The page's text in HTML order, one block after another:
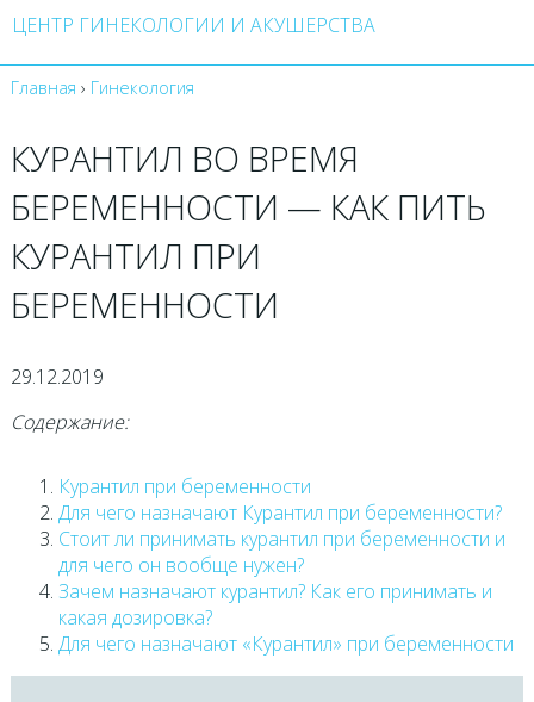
ЦЕНТР ГИНЕКОЛОГИИ И АКУШЕРСТВА
Главная › Гинекология
КУРАНТИЛ ВО ВРЕМЯ
БЕРЕМЕННОСТИ — КАК ПИТЬ
КУРАНТИЛ ПРИ
БЕРЕМЕННОСТИ
29.12.2019
Содержание:
Курантил при беременности
Для чего назначают Курантил при беременности?
Стоит ли принимать курантил при беременности и
для чего он вообще нужен?
Зачем назначают курантил? Как его принимать и
какая дозировка?
Для чего назначают «Курантил» при беременности